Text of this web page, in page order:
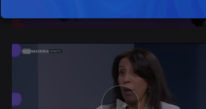
905651